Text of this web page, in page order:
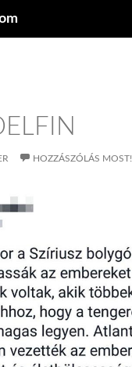
HOZZÁSZÓLÁS MOST!